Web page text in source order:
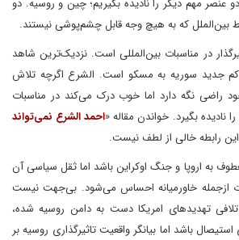
عنصر مهم دیگر را نادیده بگیریم؛ چین و روسیه. دو
بین‌الملل که به هیچ وجه قابل چشم‌پوشی نیستند.
در مناسبات بین‌المللی است. نزدیک‌ترین شاهد
جدید سوریه به مسکو است. الشرع اگرچه تلاش
خود راضی نگه دارد اما خوب درک می‌کند در مناسبات
نادیده بگیرد. خواندن مقاله «احمد الشرع نمی‌تواند
رابطه خالی از لطف نیست.
به اروپا و جنگ اوکراین باشد اما ثقل سیاسی آن
ازجمله خاورمیانه احساس می‌شود. بی‌جهت نیست
تهدیدهای امریکا دست به دامن روسیه شده،
باشد اما بیانگر واقعیت تاثیرگذاری روسیه بر